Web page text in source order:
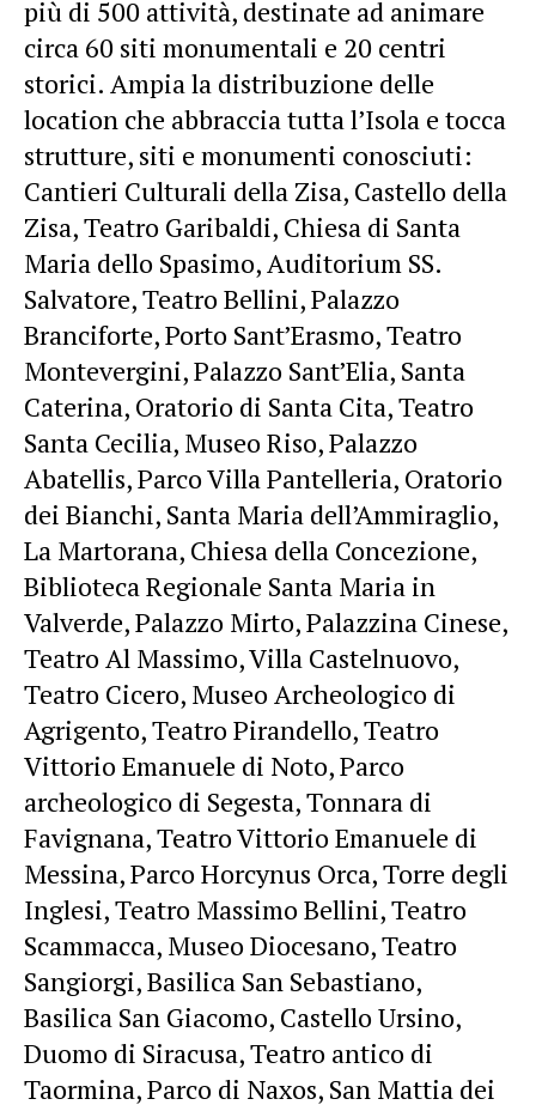
più di 500 attività, destinate ad animare
circa 60 siti monumentali e 20 centri
storici. Ampia la distribuzione delle
location che abbraccia tutta l’Isola e tocca
strutture, siti e monumenti conosciuti:
Cantieri Culturali della Zisa, Castello della
Zisa, Teatro Garibaldi, Chiesa di Santa
Maria dello Spasimo, Auditorium SS.
Salvatore, Teatro Bellini, Palazzo
Branciforte, Porto Sant’Erasmo, Teatro
Montevergini, Palazzo Sant’Elia, Santa
Caterina, Oratorio di Santa Cita, Teatro
Santa Cecilia, Museo Riso, Palazzo
Abatellis, Parco Villa Pantelleria, Oratorio
dei Bianchi, Santa Maria dell’Ammiraglio,
La Martorana, Chiesa della Concezione,
Biblioteca Regionale Santa Maria in
Valverde, Palazzo Mirto, Palazzina Cinese,
Teatro Al Massimo, Villa Castelnuovo,
Teatro Cicero, Museo Archeologico di
Agrigento, Teatro Pirandello, Teatro
Vittorio Emanuele di Noto, Parco
archeologico di Segesta, Tonnara di
Favignana, Teatro Vittorio Emanuele di
Messina, Parco Horcynus Orca, Torre degli
Inglesi, Teatro Massimo Bellini, Teatro
Scammacca, Museo Diocesano, Teatro
Sangiorgi, Basilica San Sebastiano,
Basilica San Giacomo, Castello Ursino,
Duomo di Siracusa, Teatro antico di
Taormina, Parco di Naxos, San Mattia dei